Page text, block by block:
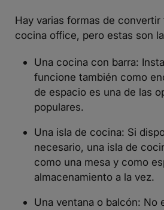
Hay varias formas de
cocina office, pero estas son
Una cocina con barra:
funcione también como
de espacio es una de las
populares.
Una isla de cocina: Si
necesario, una isla de
como una mesa y como
almacenamiento a la vez.
Una ventana o balcón: No